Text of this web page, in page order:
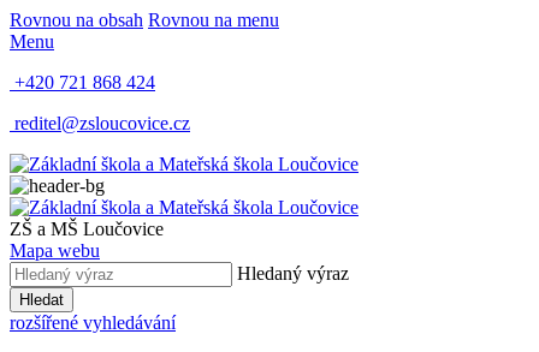
Rovnou na obsah Rovnou na menu
Menu
+420 721 868 424
reditel@zsloucovice.cz
ZŠ a MŠ Loučovice
Mapa webu
Hledaný výraz
Hledat
rozšířené vyhledávání